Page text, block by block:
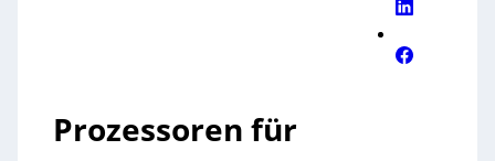
Prozessoren für